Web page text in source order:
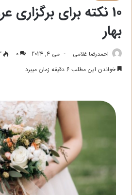
10 نکته برای
بهار
احمدرضا غلامی می 4, 2024 0
خواندن این مطلب 6 دقیقه زمان میبرد